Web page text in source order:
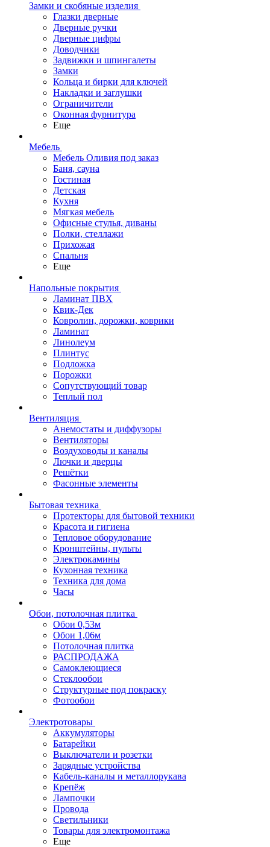
Замки и скобяные изделия
Глазки дверные
Дверные ручки
Дверные цифры
Доводчики
Задвижки и шпингалеты
Замки
Кольца и бирки для ключей
Накладки и заглушки
Ограничители
Оконная фурнитура
Еще
Мебель
Мебель Оливия под заказ
Баня, сауна
Гостиная
Детская
Кухня
Мягкая мебель
Офисные стулья, диваны
Полки, стеллажи
Прихожая
Спальня
Еще
Напольные покрытия
Ламинат ПВХ
Квик-Дек
Ковролин, дорожки, коврики
Ламинат
Линолеум
Плинтус
Подложка
Порожки
Сопутствующий товар
Теплый пол
Вентиляция
Анемостаты и диффузоры
Вентиляторы
Воздуховоды и каналы
Лючки и дверцы
Решётки
Фасонные элементы
Бытовая техника
Протекторы для бытовой техники
Красота и гигиена
Тепловое оборудование
Кронштейны, пульты
Электрокамины
Кухонная техника
Техника для дома
Часы
Обои, потолочная плитка
Обои 0,53м
Обои 1,06м
Потолочная плитка
РАСПРОДАЖА
Самоклеющиеся
Стеклообои
Структурные под покраску
Фотообои
Электротовары
Аккумуляторы
Батарейки
Выключатели и розетки
Зарядные устройства
Кабель-каналы и металлорукава
Крепёж
Лампочки
Провода
Светильники
Товары для электромонтажа
Еще